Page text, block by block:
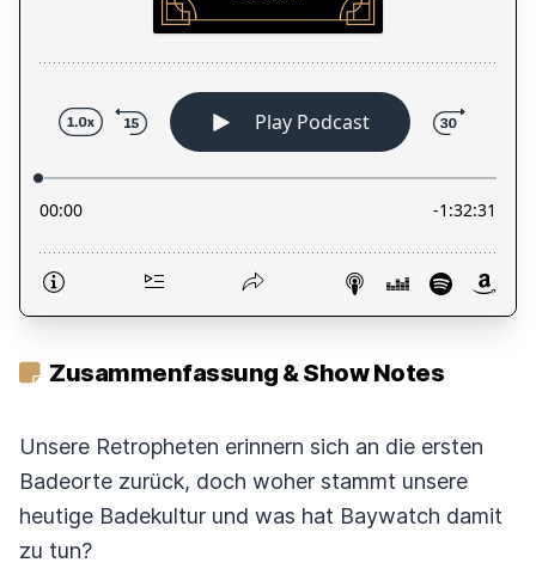
Zusammenfassung & Show Notes
Unsere Retropheten erinnern sich an die ersten
Badeorte zurück, doch woher stammt unsere
heutige Badekultur und was hat Baywatch damit
zu tun?